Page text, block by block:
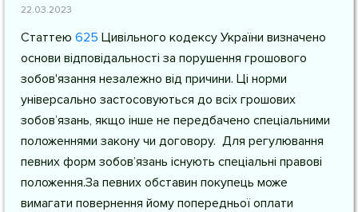
22.03.2023
Статтею 625 Цивільного кодексу України визначено
основи відповідальності за порушення грошового
зобов'язання незалежно від причини. Ці норми
універсально застосовуються до всіх грошових
зобов’язань, якщо інше не передбачено спеціальними
положеннями закону чи договору. Для регулювання
певних форм зобов’язань існують спеціальні правові
положення.За певних обставин покупець може
вимагати повернення йому попередньої оплати